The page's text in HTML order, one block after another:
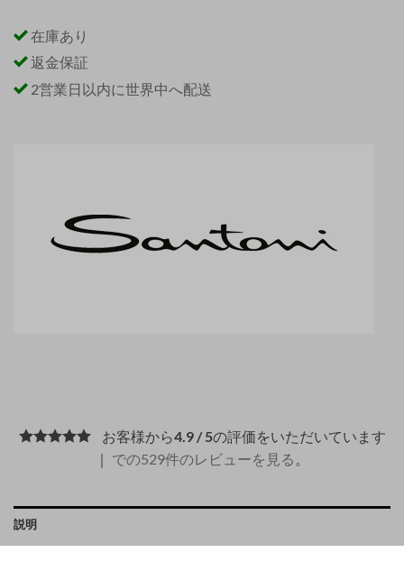
在庫あり
返金保証
2営業日以内に世界中へ配送
お客様から4.9 / 5の評価をいただいています
｜ での529件のレビューを見る 。
説明